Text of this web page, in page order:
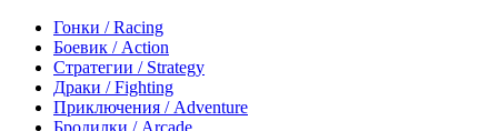
Гонки / Racing
Боевик / Action
Стратегии / Strategy
Драки / Fighting
Приключения / Adventure
Бродилки / Arcade